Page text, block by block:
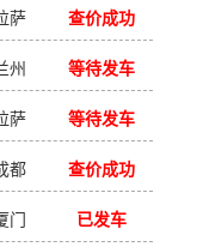
萨 查价成功
州 等待发车
萨 等待发车
都 查价成功
门 已发车